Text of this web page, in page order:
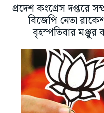
প্রদেশ কংগ্রেস দপ্তরে
বিজেপি নেতা
বৃহস্পতিবার